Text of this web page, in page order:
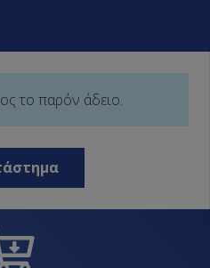
το παρόν άδειο.